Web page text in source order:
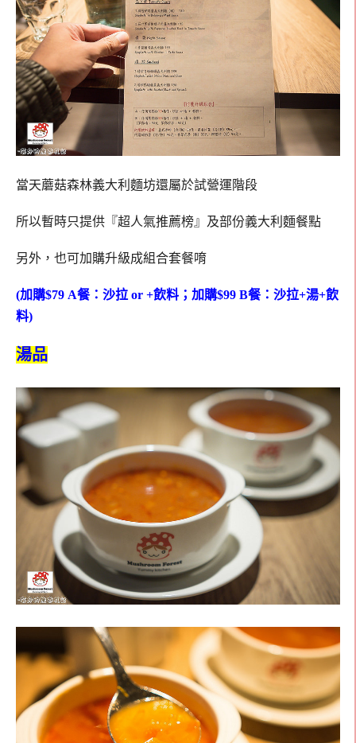
當天蘑菇森林義大利麵坊還屬於試營運階段
所以暫時只提供『超人氣推薦榜』及部份義大利麵餐點
另外，也可加購升級成組合套餐唷
(加購$79 A餐：沙拉 or +飲料；加購$99 B餐：沙拉+湯+飲
料)
湯品